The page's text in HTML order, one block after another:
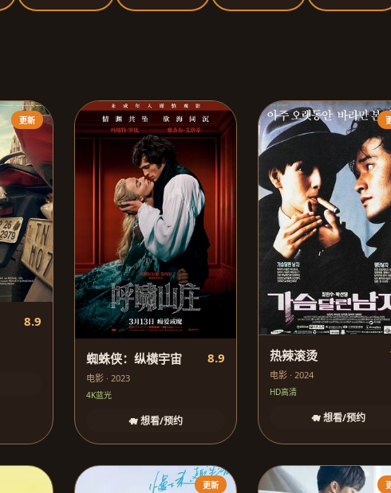
更新
8.9
蜘蛛侠：纵横宇宙 8.9
电影 · 2023
4K蓝光
🐗 想看/预约
热辣滚烫
电影 · 2024
HD高清
🐗 想看/预约
更新